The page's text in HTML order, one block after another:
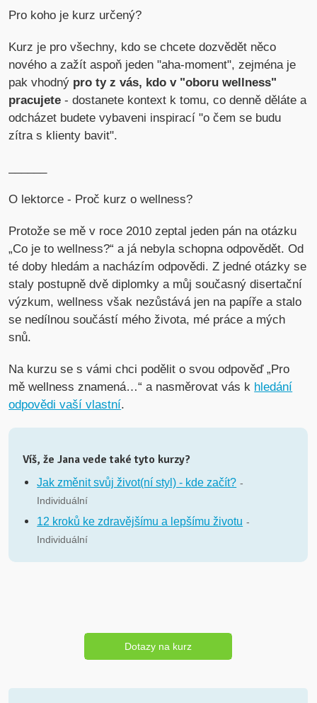
Pro koho je kurz určený?
Kurz je pro všechny, kdo se chcete dozvědět něco
nového a zažít aspoň jeden "aha-moment", zejména je
pak vhodný pro ty z vás, kdo v "oboru wellness"
pracujete - dostanete kontext k tomu, co denně děláte a
odcházet budete vybaveni inspirací "o čem se budu
zítra s klienty bavit".
O lektorce - Proč kurz o wellness?
Protože se mě v roce 2010 zeptal jeden pán na otázku
„Co je to wellness?“ a já nebyla schopna odpovědět. Od
té doby hledám a nacházím odpovědi. Z jedné otázky se
staly postupně dvě diplomky a můj současný disertační
výzkum, wellness však nezůstává jen na papíře a stalo
se nedílnou součástí mého života, mé práce a mých
snů.
Na kurzu se s vámi chci podělit o svou odpověď „Pro
mě wellness znamená…“ a nasměrovat vás k hledání
odpovědi vaší vlastní.
Víš, že Jana vede také tyto kurzy?
Jak změnit svůj život(ní styl) - kde začít? -
Individuální
12 kroků ke zdravějšímu a lepšímu životu -
Individuální
Dotazy na kurz